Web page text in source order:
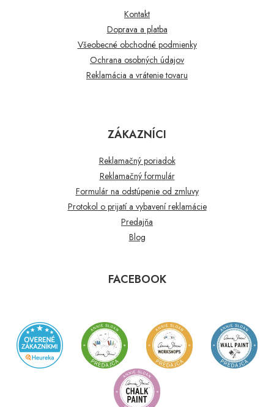
Kontakt
Doprava a platba
Všeobecné obchodné podmienky
Ochrana osobných údajov
Reklamácia a vrátenie tovaru
ZÁKAZNÍCI
Reklamačný poriadok
Reklamačný formulár
Formulár na odstúpenie od zmluvy
Protokol o prijatí a vybavení reklamácie
Predajňa
Blog
FACEBOOK